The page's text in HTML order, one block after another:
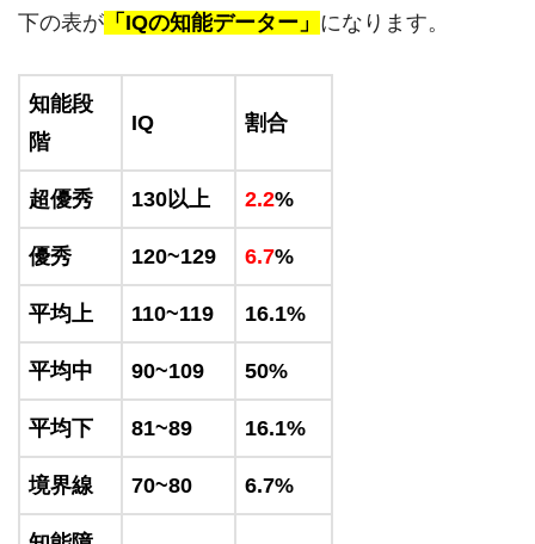
下の表が 「IQの知能データー」 になります。
知能段
階
IQ 割合
超優秀 130以上 2.2%
優秀 120~129 6.7%
平均上 110~119 16.1%
平均中 90~109 50%
平均下 81~89 16.1%
境界線 70~80 6.7%